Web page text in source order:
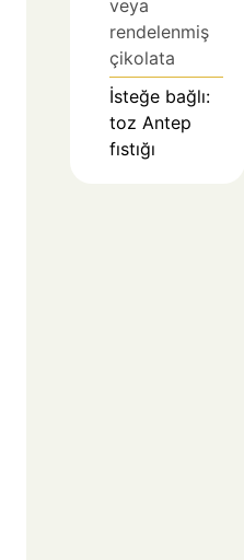
veya
rendelenmiş
çikolata
İsteğe bağlı:
toz Antep
fıstığı